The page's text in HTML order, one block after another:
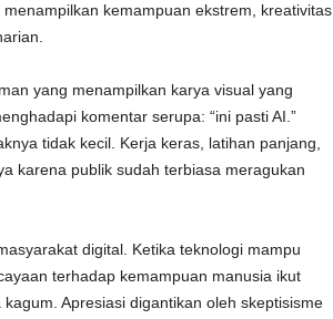
kemampuan ekstrem, kreativitas
yang menampilkan karya visual yang
komentar serupa: “ini pasti AI.”
tidak kecil. Kerja keras, latihan panjang,
karena publik sudah terbiasa meragukan
digital. Ketika teknologi mampu
terhadap kemampuan manusia ikut
Apresiasi digantikan oleh skeptisisme